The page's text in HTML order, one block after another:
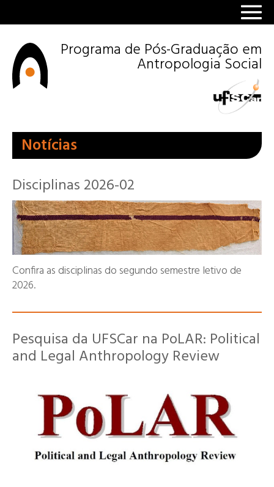
Programa de Pós-Graduação em
Antropologia Social
Notícias
Disciplinas 2026-02
Confira as disciplinas do segundo semestre letivo de
2026.
Pesquisa da UFSCar na PoLAR: Political
and Legal Anthropology Review